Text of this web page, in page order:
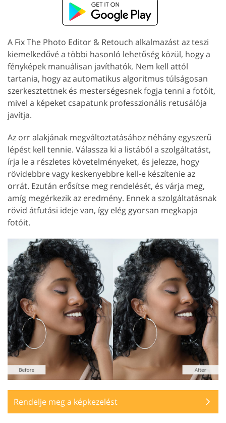
A Fix The Photo Editor & Retouch alkalmazást az teszi
kiemelkedővé a többi hasonló lehetőség közül, hogy a
fényképek manuálisan javíthatók. Nem kell attól
tartania, hogy az automatikus algoritmus túlságosan
szerkesztettnek és mesterségesnek fogja tenni a fotóit,
mivel a képeket csapatunk professzionális retusálója
javítja.
Az orr alakjának megváltoztatásához néhány egyszerű
lépést kell tennie. Válassza ki a listából a szolgáltatást,
írja le a részletes követelményeket, és jelezze, hogy
rövidebbre vagy keskenyebbre kell-e készítenie az
orrát. Ezután erősítse meg rendelését, és várja meg,
amíg megérkezik az eredmény. Ennek a szolgáltatásnak
rövid átfutási ideje van, így elég gyorsan megkapja
fotóit.
Rendelje meg a képkezelést